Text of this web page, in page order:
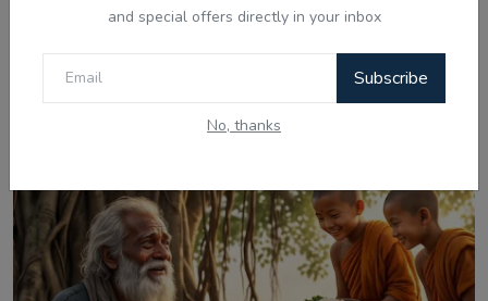
and special offers directly in your inbox
Subscribe
No, thanks
ਕੰਜੂਸੀ ਅਤੇ ਜ਼ਿੰਦਗੀ ਦਾ ਸੰਤੁਲਨ: ਸੇਠ ਅਤੇ ਫਕੀਰ ਦੀ
ਪ੍ਰੇਰਨਾਦਾਇਕ ਕਹਾਣੀ ...